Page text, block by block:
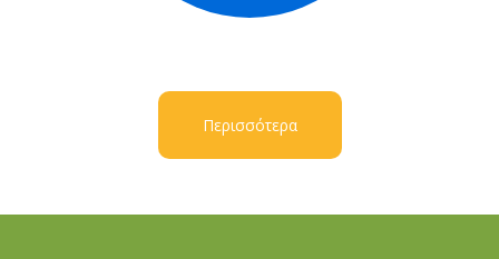
Περισσότερα